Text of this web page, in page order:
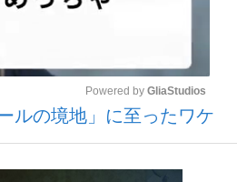
いまさら
Mute
Powered by GliaStudios
ルの境地」に至ったワケ